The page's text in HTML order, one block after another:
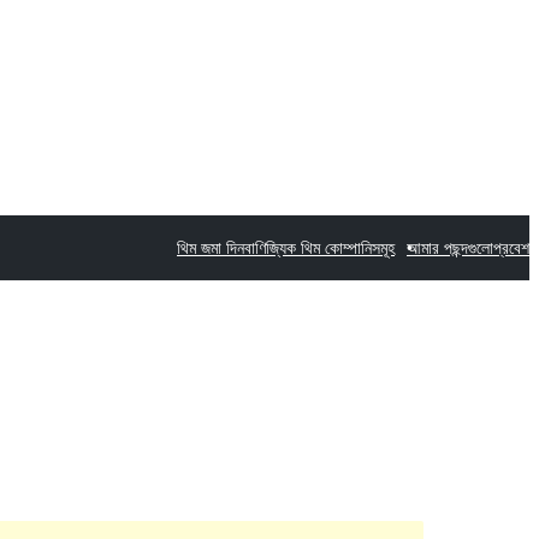
থিম জমা দিনবাণিজ্যিক থিম কোম্পানিসমূহ আমার পছন্দগুলোপ্রবেশ